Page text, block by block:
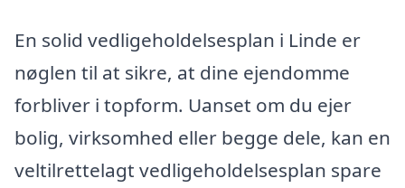
En solid vedligeholdelsesplan i Linde er
nøglen til at sikre, at dine ejendomme
forbliver i topform. Uanset om du ejer
bolig, virksomhed eller begge dele, kan en
veltilrettelagt vedligeholdelsesplan spare